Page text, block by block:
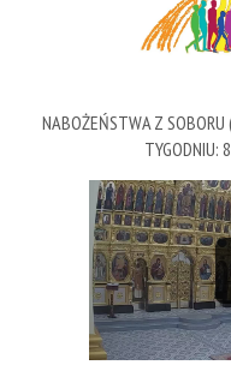
NABOŻEŃSTWA Z
TYGODNIU: